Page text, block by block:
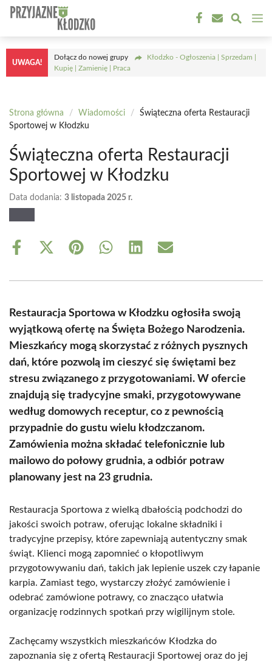
Przejdź
treści
UWAGA!
Dołącz do nowej grupy
Kłodzko - Ogłoszenia | Sprzedam |
Kupię | Zamienię | Praca
Strona główna / Wiadomości /
Świąteczna oferta Restauracji
Sportowej w Kłodzku
Świąteczna oferta Restauracji
Sportowej w Kłodzku
Data dodania: 3 listopada 2025 r.
Share
Share
(Twitter)
Share Share Share Share
Restauracja Sportowa w Kłodzku ogłosiła swoją
wyjątkową ofertę na Święta Bożego Narodzenia.
Mieszkańcy mogą skorzystać z różnych pysznych
dań, które pozwolą im cieszyć się świętami bez
stresu związanego z przygotowaniami. W ofercie
znajdują się tradycyjne smaki, przygotowywane
według domowych receptur, co z pewnością
przypadnie do gustu wielu kłodzczanom.
Zamówienia można składać telefonicznie lub
mailowo do połowy grudnia, a odbiór potraw
planowany jest na 23 grudnia.
Restauracja Sportowa z wielką dbałością podchodzi do
jakości swoich potraw, oferując lokalne składniki i
tradycyjne przepisy, które zapewniają autentyczny smak
świąt. Klienci mogą zapomnieć o kłopotliwym
przygotowywaniu dań, takich jak lepienie uszek czy łapanie
karpia. Zamiast tego, wystarczy złożyć zamówienie i
odebrać zamówione potrawy, co znacząco ułatwia
organizację rodzinnych spotkań przy wigilijnym stole.
Zachęcamy wszystkich mieszkańców Kłodzka do
zapoznania się z ofertą Restauracji Sportowej oraz do jej